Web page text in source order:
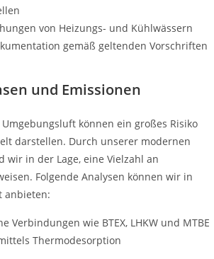
von Heizungs- und Kühlwässern
gemäß geltenden Vorschriften
und Emissionen
können ein großes Risiko
darstellen. Durch unserer modernen
wir in der Lage, eine Vielzahl an
Folgende Analysen können wir in
anbieten:
Verbindungen wie BTEX, LHKW und MTBE
Thermodesorption